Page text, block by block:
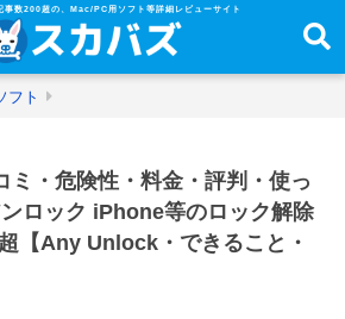
事数200超の、Mac/PC用ソフト等詳細レビューサイト
フト
ミ・危険性・料金・評判・使っ
ロック iPhone等のロック解除
【Any Unlock・できること・